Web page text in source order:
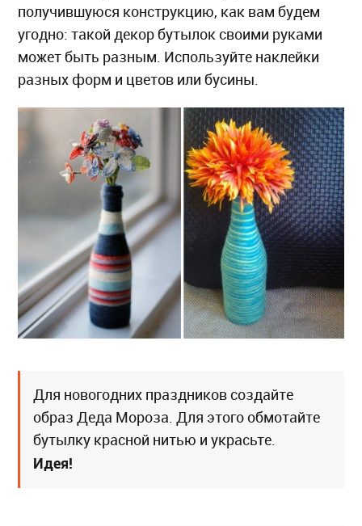
получившуюся конструкцию, как вам будем
угодно: такой декор бутылок своими руками
может быть разным. Используйте наклейки
разных форм и цветов или бусины.
Для новогодних праздников создайте
образ Деда Мороза. Для этого обмотайте
бутылку красной нитью и украсьте.
Идея!